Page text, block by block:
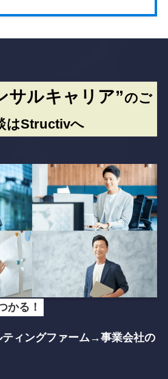
サルキャリア”のご
はStructivへ
かる！
ィングファーム→事業会社の